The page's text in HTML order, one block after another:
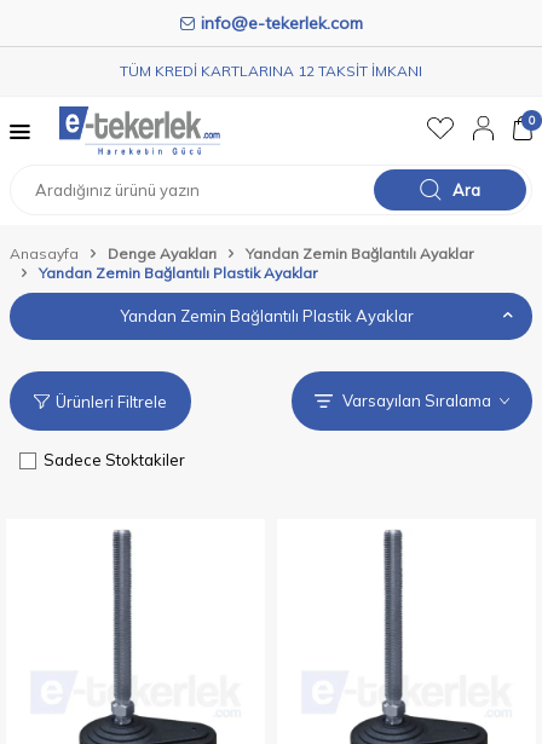
info@e-tekerlek.com
TÜM KREDİ KARTLARINA 12 TAKSİT İMKANI
Ara
0
Anasayfa Denge Ayakları
Yandan Zemin Bağlantılı Ayaklar
Yandan Zemin Bağlantılı Plastik Ayaklar
Yandan Zemin Bağlantılı Plastik Ayaklar
Ürünleri Filtrele
Sadece Stoktakiler